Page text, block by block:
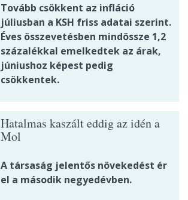
Tovább csökkent az infláció
júliusban a KSH friss adatai szerint.
Éves összevetésben mindössze 1,2
százalékkal emelkedtek az árak,
júniushoz képest pedig
csökkentek.
Hatalmas kaszált eddig az idén a
Mol
A társaság jelentős növekedést ér
el a második negyedévben.